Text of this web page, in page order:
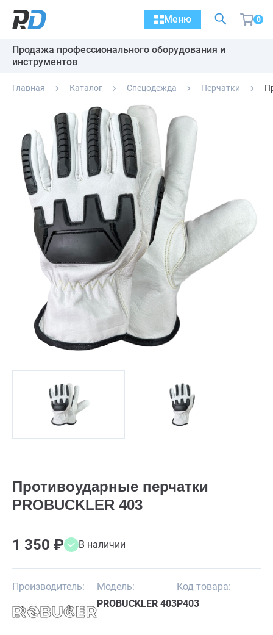
Меню 0
Продажа профессионального оборудования и
инструментов
Главная Каталог Спецодежда Перчатки
Противоударные перчатки
PROBUCKLER 403
1 350 ₽ В наличии
Производитель:
Модель:
PROBUCKLER 403
Код товара:
P403